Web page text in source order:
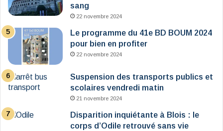
sang
22 novembre 2024
Le programme du 41e BD BOUM 2024
pour bien en profiter
22 novembre 2024
Suspension des transports publics et
scolaires vendredi matin
21 novembre 2024
Disparition inquiétante à Blois : le
corps d’Odile retrouvé sans vie